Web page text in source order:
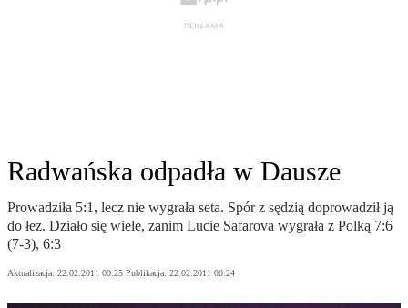
Radwańska odpadła w Dausze
Prowadziła 5:1, lecz nie wygrała seta. Spór z sędzią doprowadził ją
do łez. Działo się wiele, zanim Lucie Safarova wygrała z Polką 7:6
(7-3), 6:3
Aktualizacja: 22.02.2011 00:25 Publikacja: 22.02.2011 00:24